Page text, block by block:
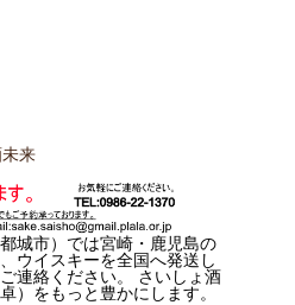
城市）では宮崎・鹿児島の
ウイスキーを全国へ発送し
連絡ください。 さいしょ酒
）をもっと豊かにします。